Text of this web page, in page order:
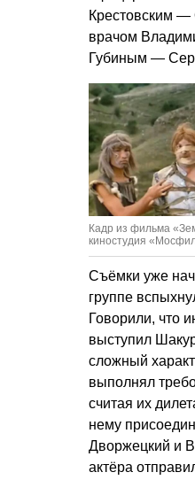
Крестовским —
врачом
Губиным —
Кадр из фильма
киностудия
Съёмки уже
группе
Говорили, что
выступил
сложный
выполнял
считая их
нему
Дворжецкий и
актёра